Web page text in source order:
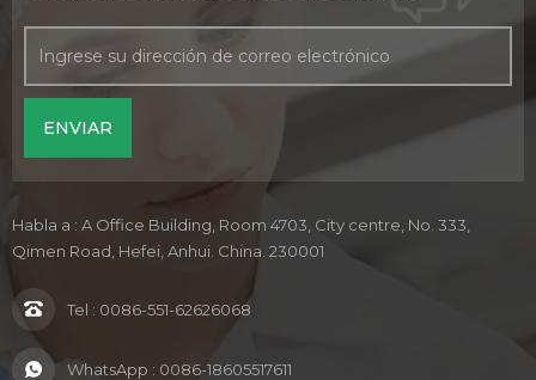
Habla a : A Office Building, Room 4703, City centre, No. 333,
Qimen Road, Hefei, Anhui. China. 230001
Tel : 0086-551-62626068
WhatsApp : 0086-18605517611